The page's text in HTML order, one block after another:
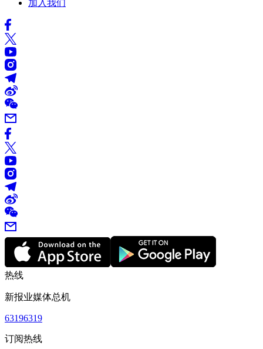
加入我们
热线
新报业媒体总机
63196319
订阅热线